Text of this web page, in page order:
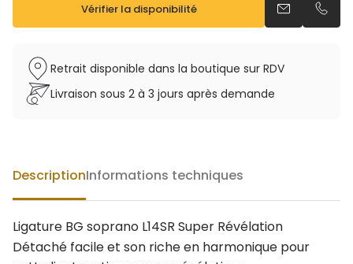
Vérifier la disponibilité Envoyer un
Retrait disponible dans la boutique sur RDV
Livraison sous 2 à 3 jours après demande
DescriptionInformations techniques
Ligature BG soprano L14SR Super Révélation
Détaché facile et son riche en harmonique pour